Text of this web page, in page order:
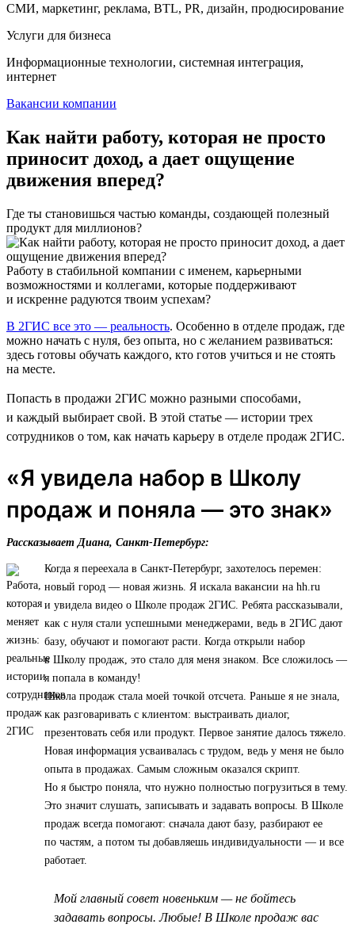
СМИ, маркетинг, реклама, BTL, PR, дизайн, продюсирование
Услуги для бизнеса
Информационные технологии, системная интеграция,
интернет
Вакансии компании
Как найти работу, которая не просто
приносит доход, а дает ощущение
движения вперед?
Где ты становишься частью команды, создающей полезный
продукт для миллионов?
Работу в стабильной компании с именем, карьерными
возможностями и коллегами, которые поддерживают
и искренне радуются твоим успехам?
В 2ГИС все это — реальность. Особенно в отделе продаж, где
можно начать с нуля, без опыта, но с желанием развиваться:
здесь готовы обучать каждого, кто готов учиться и не стоять
на месте.
Попасть в продажи 2ГИС можно разными способами,
и каждый выбирает свой. В этой статье — истории трех
сотрудников о том, как начать карьеру в отделе продаж 2ГИС.
«Я увидела набор в Школу
продаж и поняла — это знак»
Рассказывает Диана, Санкт-Петербург:
Когда я переехала в Санкт-Петербург, захотелось перемен:
новый город — новая жизнь. Я искала вакансии на hh.ru
и увидела видео о Школе продаж 2ГИС. Ребята рассказывали,
как с нуля стали успешными менеджерами, ведь в 2ГИС дают
базу, обучают и помогают расти. Когда открыли набор
в Школу продаж, это стало для меня знаком. Все сложилось —
я попала в команду!
Школа продаж стала моей точкой отсчета. Раньше я не знала,
как разговаривать с клиентом: выстраивать диалог,
презентовать себя или продукт. Первое занятие далось тяжело.
Новая информация усваивалась с трудом, ведь у меня не было
опыта в продажах. Самым сложным оказался скрипт.
Но я быстро поняла, что нужно полностью погрузиться в тему.
Это значит слушать, записывать и задавать вопросы. В Школе
продаж всегда помогают: сначала дают базу, разбирают ее
по частям, а потом ты добавляешь индивидуальности — и все
работает.
Мой главный совет новеньким — не бойтесь
задавать вопросы. Любые! В Школе продаж вас